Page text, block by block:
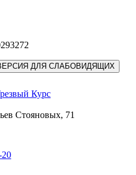
Стояновых, 71
20